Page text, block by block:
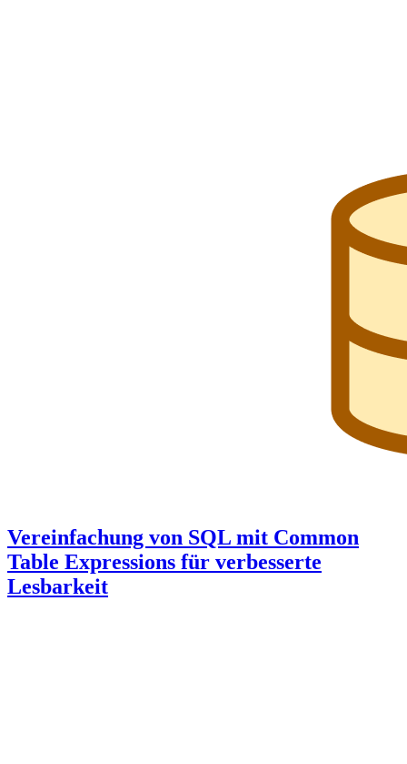
Vereinfachung von SQL mit Common
Table Expressions für verbesserte
Lesbarkeit